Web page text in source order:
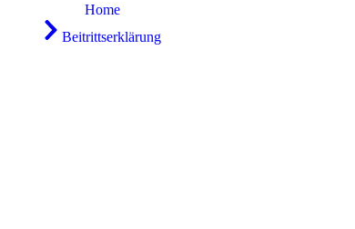
Home
Beitrittserklärung